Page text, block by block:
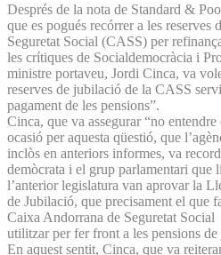
Després de la nota de Standard &
que es pogués recórrer a les reserves
Seguretat Social (CASS) per
les crítiques de Socialdemocràcia i
ministre portaveu, Jordi Cinca, va
reserves de jubilació de la CASS
pagament de les pensions”.
Cinca, que va assegurar “no entendre
ocasió per aquesta qüestió, que
inclòs en anteriors informes, va
demòcrata i el grup parlamentari que
l’anterior legislatura van aprovar la
de Jubilació, que precisament el que
Caixa Andorrana de Seguretat
utilitzar per fer front a les pensions
En aquest sentit, Cinca, que va